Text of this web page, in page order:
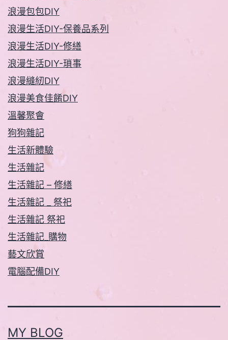
浪漫包包DIY
浪漫生活DIY-保養品系列
浪漫生活DIY-修繕
浪漫生活DIY-瑣事
浪漫縫紉DIY
浪漫美食佳餚DIY
溫馨聚會
狗狗雜記
生活新體驗
生活雜記
生活雜記 – 修繕
生活雜記 _ 祭祀
生活雜記 祭祀
生活雜記_購物
藝文欣賞
電腦配備DIY
MY BLOG